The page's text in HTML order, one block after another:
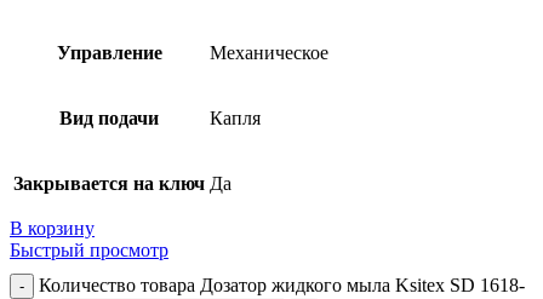
Управление Механическое
Вид подачи Капля
Закрывается на ключ Да
В корзину
Быстрый просмотр
Количество товара Дозатор жидкого мыла Ksitex SD 1618-